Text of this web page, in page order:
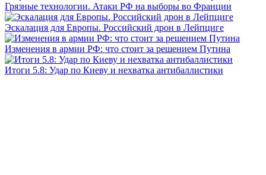
Грязные технологии. Атаки РФ на выборы во Франции
Эскалация для Европы. Российский дрон в Лейпциге
Изменения в армии РФ: что стоит за решением Путина
Итоги 5.8: Удар по Киеву и нехватка антибаллистики